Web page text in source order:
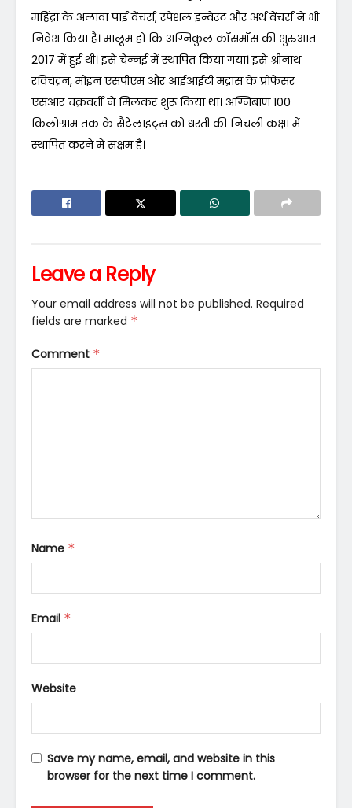
महिंद्रा के अलावा पाई वेंचर्स, स्पेशल इन्वेस्ट और अर्थ वेंचर्स ने भी
निवेश किया है। मालूम हो कि अग्निकुल कॉसमॉस की शुरुआत
2017 में हुई थी। इसे चेन्नई में स्थापित किया गया। इसे श्रीनाथ
रविचंद्रन, मोइन एसपीएम और आईआईटी मद्रास के प्रोफेसर
एसआर चक्रवर्ती ने मिलकर शुरू किया था। अग्निबाण 100
किलोग्राम तक के सैटेलाइट्स को धरती की निचली कक्षा में
स्थापित करने में सक्षम है।
Leave a Reply
Your email address will not be published. Required
fields are marked *
Comment *
Name *
Email *
Website
Save my name, email, and website in this
browser for the next time I comment.